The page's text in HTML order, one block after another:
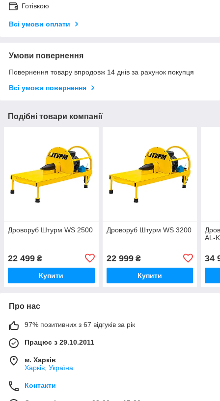
Готівкою
Всі умови оплати
Умови повернення
Повернення товару впродовж 14 днів за рахунок покупця
Всі умови повернення
Подібні товари компанії
Дроворуб Штурм WS 2500
22 499 ₴
Купити
Дроворуб Штурм WS 3200
22 999₴
Купити
AL-
34
Про нас
97% позитивних з 67 відгуків за рік
Працює з 29.10.2011
м. Харків
Харків, Україна
Контакти